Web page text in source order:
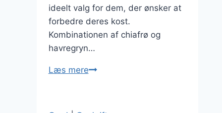
ideelt valg for dem, der ønsker at
forbedre deres kost.
Kombinationen af chiafrø og
havregryn…
Læs mereChiagrød